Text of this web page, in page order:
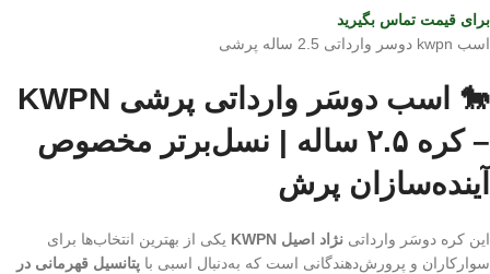
برای قیمت تماس بگیرید
اسب kwpn دوسر وارداتی 2.5 ساله پرشی
🐎 اسب دوسَر وارداتی پرشی KWPN
– کره ۲.۵ ساله | نسل‌برتر مخصوص
آینده‌سازان پرش
این کره دوسَر وارداتی نژاد اصیل KWPN
یکی از بهترین انتخاب‌ها برای
سوارکاران و پرورش‌دهندگانی است که به‌دنبال اسبی با پتانسیل قهرمانی در